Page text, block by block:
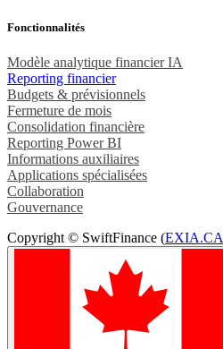
Fonctionnalités
Modèle analytique financier IA
Reporting financier
Budgets & prévisionnels
Fermeture de mois
Consolidation financière
Reporting Power BI
Informations auxiliaires
Applications spécialisées
Collaboration
Gouvernance
Copyright © SwiftFinance (EXIA.CA